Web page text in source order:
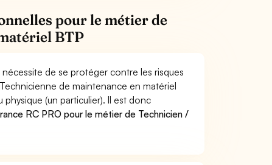
pour le métier de
BTP
de se protéger contre les risques
de maintenance en matériel
(un particulier). Il est donc
RC PRO pour le métier de Technicien /